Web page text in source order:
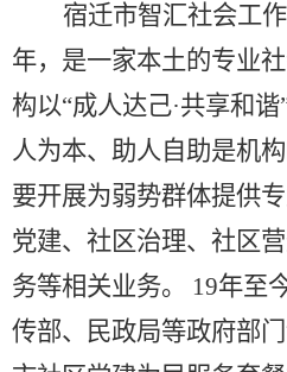
宿迁市智汇社会工
年，是一家本土的专业
构以“成人达己·共享和谐
人为本、助人自助是机
要开展为弱势群体提供
党建、社区治理、社区
务等相关业务。 19年至
传部、民政局等政府部